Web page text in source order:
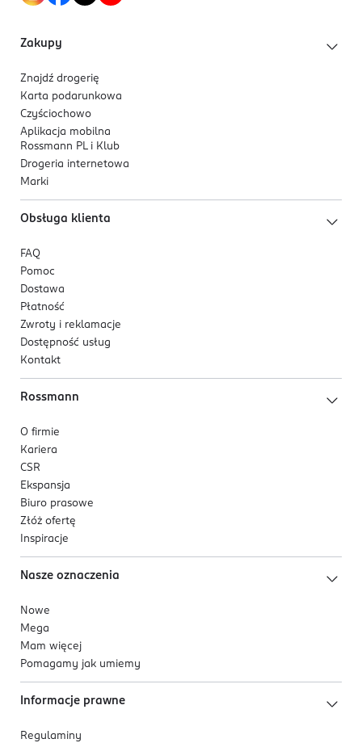
Zakupy
Znajdź drogerię
Karta podarunkowa
Czyściochowo
Aplikacja mobilna
Rossmann PL i Klub
Drogeria internetowa
Marki
Obsługa klienta
FAQ
Pomoc
Dostawa
Płatność
Zwroty i reklamacje
Dostępność usług
Kontakt
Rossmann
O firmie
Kariera
CSR
Ekspansja
Biuro prasowe
Złóż ofertę
Inspiracje
Nasze oznaczenia
Nowe
Mega
Mam więcej
Pomagamy jak umiemy
Informacje prawne
Regulaminy